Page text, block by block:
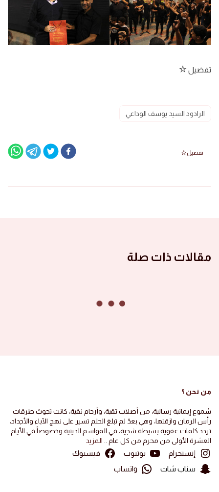
تفضيل
الرادود السيد يوسف الوداعي
تفضيل
مقالات ذات صلة
A
Ali Khalaf
·
2024-11-22
الجيل الفاطمي 1446 هجرية
تفضيل